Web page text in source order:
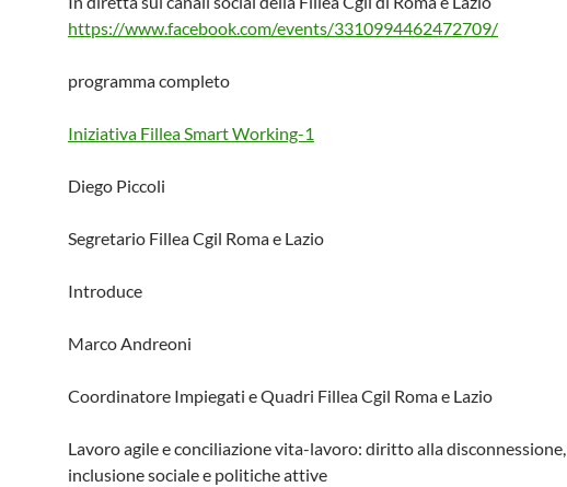
https://www.facebook.com/events/3310994462472709/
programma completo
Iniziativa Fillea Smart Working-1
Diego Piccoli
Segretario Fillea Cgil Roma e Lazio
Introduce
Marco Andreoni
Coordinatore Impiegati e Quadri Fillea Cgil Roma e Lazio
Lavoro agile e conciliazione vita-lavoro: diritto alla disconnessione,
inclusione sociale e politiche attive